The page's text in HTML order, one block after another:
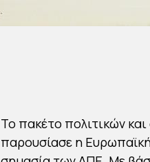
Το πακέτο πολιτικών
παρουσίασε η